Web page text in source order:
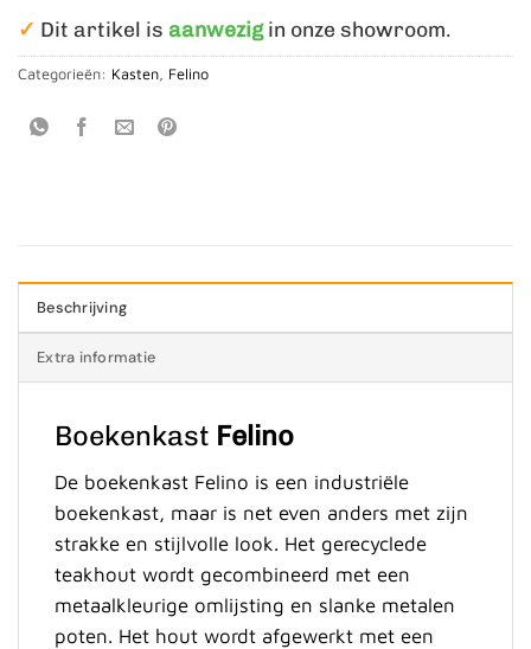
✓ Dit artikel is aanwezigin onze showroom.
Categorieën: Kasten Felino
Beschrijving
Extra informatie
Boekenkast Felino
De boekenkast Felino is een industriële
boekenkast, maar is net even anders met zijn
strakke en stijlvolle look. Het gerecyclede
teakhout wordt gecombineerd met een
metaalkleurige omlijsting en slanke metalen
poten. Het hout wordt afgewerkt met een